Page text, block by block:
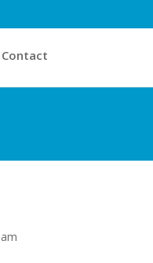
Contact